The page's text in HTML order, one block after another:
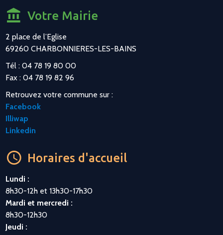
Votre Mairie
2 place de l’Eglise
69260 CHARBONNIERES-LES-BAINS
Tél : 04 78 19 80 00
Fax : 04 78 19 82 96
Retrouvez votre commune sur :
Facebook
Illiwap
Linkedin
Horaires d'accueil
Lundi :
8h30-12h et 13h30-17h30
Mardi et mercredi :
8h30-12h30
Jeudi :